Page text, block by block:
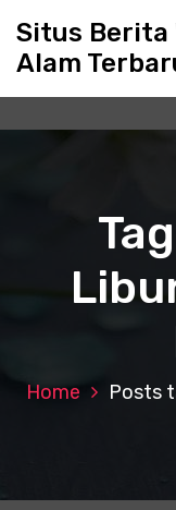
o
Situs Berita
Alam
Home Posts